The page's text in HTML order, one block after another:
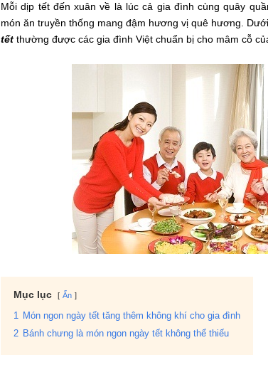
Mỗi dịp tết đến xuân về là lúc cả gia đình cùng quây
món ăn truyền thống mang đậm hương vị quê hương.
tết thường được các gia đình Việt chuẩn bị cho mâm cỗ
Mục lục Ẩn
1 Món ngon ngày tết tăng thêm không khí cho gia đình
2 Bánh chưng là món ngon ngày tết không thể thiếu